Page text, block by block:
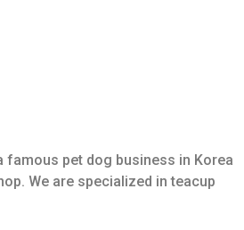
famous pet dog business in Korea
We are specialized in teacup